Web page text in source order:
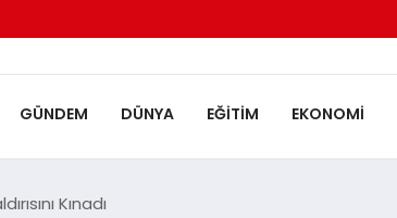
GÜNDEM DÜNYA EĞITIM EKONOMI
Kınadı